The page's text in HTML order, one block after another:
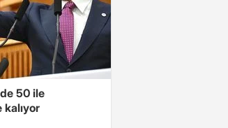
50 ile
kalıyor